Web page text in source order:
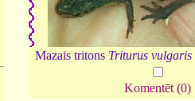
Mazais tritons Triturus vulgaris
Komentēt (0)